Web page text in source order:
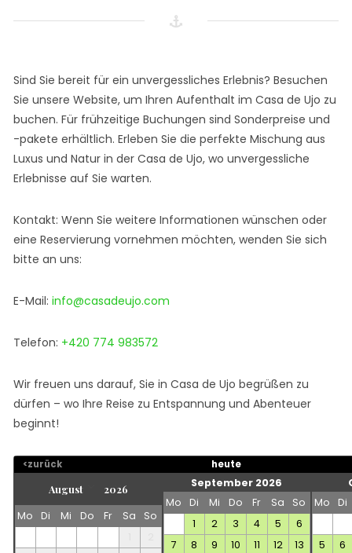
Sind Sie bereit für ein unvergessliches Erlebnis? Besuchen
Sie unsere Website, um Ihren Aufenthalt im Casa de Ujo zu
buchen. Für frühzeitige Buchungen sind Sonderpreise und
-pakete erhältlich. Erleben Sie die perfekte Mischung aus
Luxus und Natur in der Casa de Ujo, wo unvergessliche
Erlebnisse auf Sie warten.
Kontakt: Wenn Sie weitere Informationen wünschen oder
eine Reservierung vornehmen möchten, wenden Sie sich
bitte an uns:
E-Mail: info@casadeujo.com
Telefon: +420 774 983572
Wir freuen uns darauf, Sie in Casa de Ujo begrüßen zu
dürfen – wo Ihre Reise zu Entspannung und Abenteuer
beginnt!
<zurück heute
Mo Di Mi Do Fr Sa
So
September 2026
Mo
Di Mi Do Fr Sa
So
1
2 3 4 5
6
7
8 9 10 11 12
13
Mo
Di
5
6